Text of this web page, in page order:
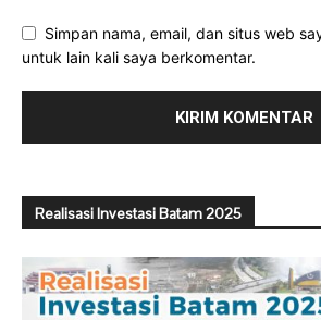
Simpan nama, email, dan situs web
untuk lain kali saya berkomentar.
Realisasi Investasi Batam 2025